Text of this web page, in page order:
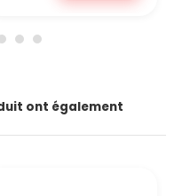
ont également